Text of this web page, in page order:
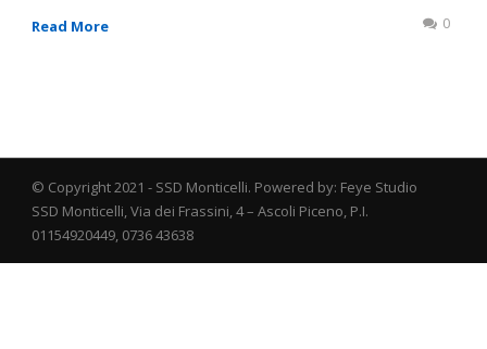
Read More 0
© Copyright 2021 - SSD Monticelli. Powered by: Feye Studio
SSD Monticelli, Via dei Frassini, 4 – Ascoli Piceno, P.I.
01154920449, 0736 43638